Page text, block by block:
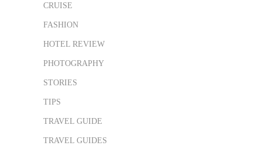
CRUISE
FASHION
HOTEL REVIEW
PHOTOGRAPHY
STORIES
TIPS
TRAVEL GUIDE
TRAVEL GUIDES